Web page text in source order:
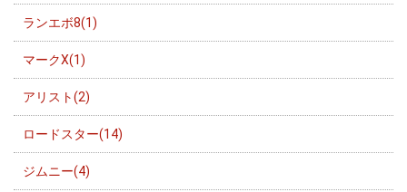
ランエボ8(1)
マークX(1)
アリスト(2)
ロードスター(14)
ジムニー(4)